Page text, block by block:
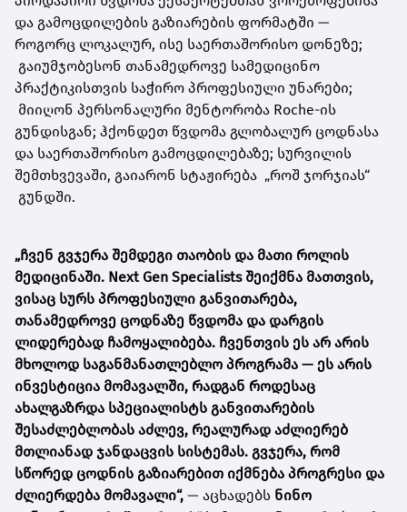
და გამოცდილების გაზიარების ფორმატში —
როგორც ლოკალურ, ისე საერთაშორისო დონეზე;
გაიუმჯობესონ თანამედროვე სამედიცინო
პრაქტიკისთვის საჭირო პროფესიული უნარები;
მიიღონ პერსონალური მენტორობა Roche-ის
გუნდისგან; ჰქონდეთ წვდომა გლობალურ ცოდნასა
და საერთაშორისო გამოცდილებაზე; სურვილის
შემთხვევაში, გაიარონ სტაჟირება „როშ ჯორჯიას“
გუნდში.
„ჩვენ გვჯერა შემდეგი თაობის და მათი როლის
მედიცინაში. Next Gen Specialists შეიქმნა მათთვის,
ვისაც სურს პროფესიული განვითარება,
თანამედროვე ცოდნაზე წვდომა და დარგის
ლიდერებად ჩამოყალიბება. ჩვენთვის ეს არ არის
მხოლოდ საგანმანათლებლო პროგრამა — ეს არის
ინვესტიცია მომავალში, რადგან როდესაც
ახალგაზრდა სპეციალისტს განვითარების
შესაძლებლობას აძლევ, რეალურად აძლიერებ
მთლიანად ჯანდაცვის სისტემას. გვჯერა, რომ
სწორედ ცოდნის გაზიარებით იქმნება პროგრესი და
ძლიერდება მომავალი“, — აცხადებს ნინო